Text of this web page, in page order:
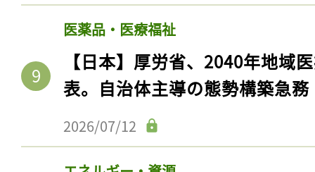
医薬品・医療福祉
【日本】厚労省、2040年地域
表。自治体主導の態勢構築急務
2026/07/12